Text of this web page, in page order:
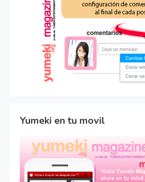
Yumeki en tu movil